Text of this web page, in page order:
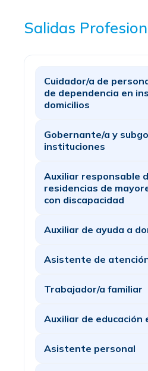
Salidas
Cuidador/a de
de dependencia en
domicilios
Gobernante/a y
instituciones
Auxiliar responsable
residencias de
con discapacidad
Auxiliar de ayuda a
Asistente de
Trabajador/a familiar
Auxiliar de educación
Asistente personal